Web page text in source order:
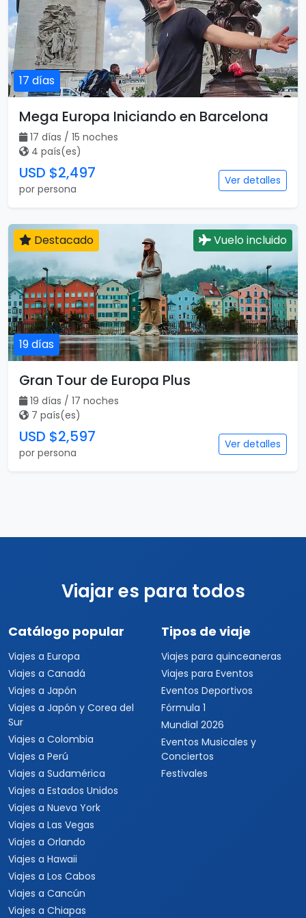
17 días
Mega Europa Iniciando en Barcelona
17 días / 15 noches
4 país(es)
USD $2,497
por persona
Ver detalles
19 días
Destacado Vuelo incluido
Gran Tour de Europa Plus
19 días / 17 noches
7 país(es)
USD $2,597
por persona
Ver detalles
Viajar es para todos
Catálogo popular
Viajes a Europa
Viajes a Canadá
Viajes a Japón
Viajes a Japón y Corea del
Sur
Viajes a Colombia
Viajes a Perú
Viajes a Sudamérica
Viajes a Estados Unidos
Viajes a Nueva York
Viajes a Las Vegas
Viajes a Orlando
Viajes a Hawaii
Viajes a Los Cabos
Viajes a Cancún
Viajes a Chiapas
Tipos de viaje
Viajes para quinceaneras
Viajes para Eventos
Eventos Deportivos
Fórmula 1
Mundial 2026
Eventos Musicales y
Conciertos
Festivales